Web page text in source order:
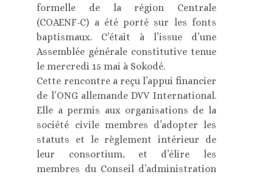
formelle de la région Centrale
(COAENF-C) a été porté sur les fonts
baptismaux. C’était à l’issue d’une
Assemblée générale constitutive tenue
le mercredi 15 mai à Sokodé.
Cette rencontre a reçu l’appui financier
de l’ONG allemande DVV International.
Elle a permis aux organisations de la
société civile membres d’adopter les
statuts et le règlement intérieur de
leur consortium, et d’élire les
membres du Conseil d’administration